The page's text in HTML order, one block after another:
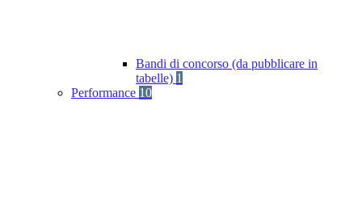
Bandi di concorso (da pubblicare in
tabelle) 1
Performance 10